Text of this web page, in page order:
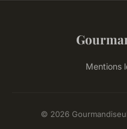
Mentions
© 2026